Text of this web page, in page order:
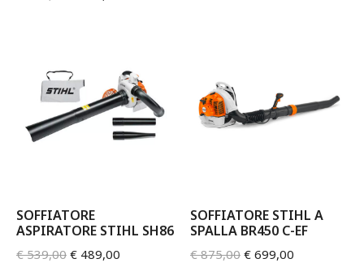
SOFFIATORE
ASPIRATORE STIHL SH86
€539,00 € 489,00
SOFFIATORE STIHL A
SPALLA BR450 C-EF
€875,00 € 699,00